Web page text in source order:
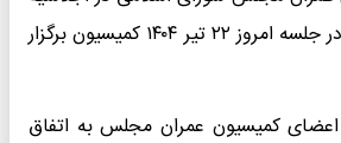
دوم مجلس دوازدهم در جلسه امروز ۲۲ تیر ۱۴۰۴ کمیسیون برگزار
کمیسیون عمران مجلس به اتفاق